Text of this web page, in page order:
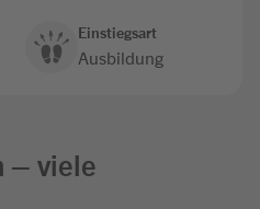
Einstiegsart
Ausbildung
– viele